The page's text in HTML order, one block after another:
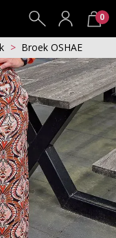
0
Broek OSHAE